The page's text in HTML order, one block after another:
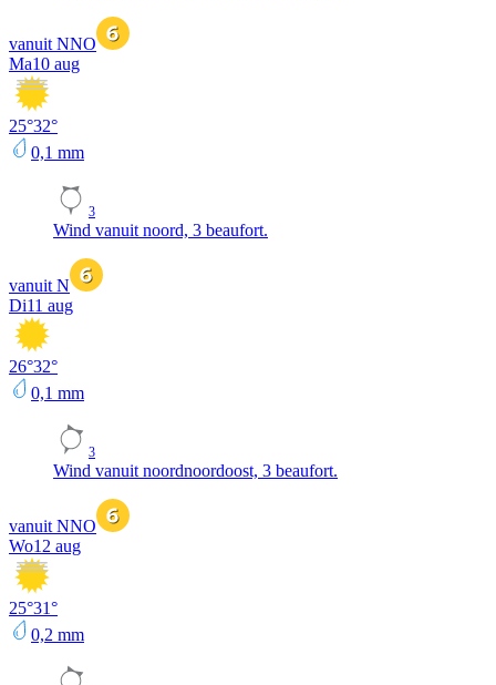
vanuit NNO
Ma10 aug
25°32°
0,1 mm
3
Wind vanuit noord, 3 beaufort.
vanuit N
Di11 aug
26°32°
0,1 mm
3
Wind vanuit noordnoordoost, 3 beaufort.
vanuit NNO
Wo12 aug
25°31°
0,2 mm